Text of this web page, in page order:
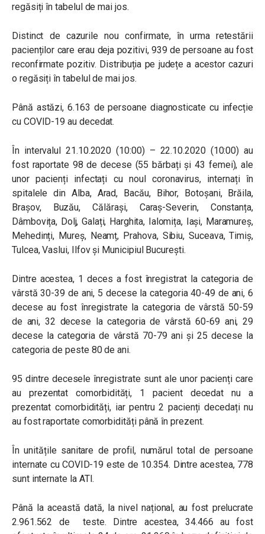
regăsiți în tabelul de mai jos.
Distinct de cazurile nou confirmate, în urma retestării
pacienților care erau deja pozitivi, 939 de persoane au fost
reconfirmate pozitiv. Distribuția pe județe a acestor cazuri
o regăsiți în tabelul de mai jos.
Până astăzi, 6.163 de persoane diagnosticate cu infecție
cu COVID-19 au decedat.
În intervalul 21.10.2020 (10:00) – 22.10.2020 (10:00) au
fost raportate 98 de decese (55 bărbați și 43 femei), ale
unor pacienți infectați cu noul coronavirus, internați în
spitalele din Alba, Arad, Bacău, Bihor, Botoșani, Brăila,
Brașov, Buzău, Călărași, Caraș-Severin, Constanța,
Dâmbovița, Dolj, Galați, Harghita, Ialomița, Iași, Maramureș,
Mehedinți, Mureș, Neamț, Prahova, Sibiu, Suceava, Timiș,
Tulcea, Vaslui, Ilfov și Municipiul București.
Dintre acestea, 1 deces a fost înregistrat la categoria de
vârstă 30-39 de ani, 5 decese la categoria 40-49 de ani, 6
decese au fost înregistrate la categoria de vârstă 50-59
de ani, 32 decese la categoria de vârstă 60-69 ani, 29
decese la categoria de vârstă 70-79 ani și 25 decese la
categoria de peste 80 de ani.
95 dintre decesele înregistrate sunt ale unor pacienți care
au prezentat comorbidități, 1 pacient decedat nu a
prezentat comorbidități, iar pentru 2 pacienți decedați nu
au fost raportate comorbidități până în prezent.
În unitățile sanitare de profil, numărul total de persoane
internate cu COVID-19 este de 10.354. Dintre acestea, 778
sunt internate la ATI.
Până la această dată, la nivel național, au fost prelucrate
2.961.562 de teste. Dintre acestea, 34.466 au fost